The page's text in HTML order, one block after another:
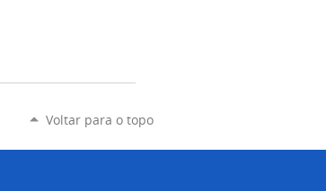
Voltar para o topo